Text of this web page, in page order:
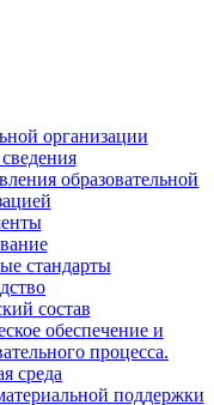
организации
образовательной
стандарты
состав
обеспечение и
процесса.
среда
поддержки